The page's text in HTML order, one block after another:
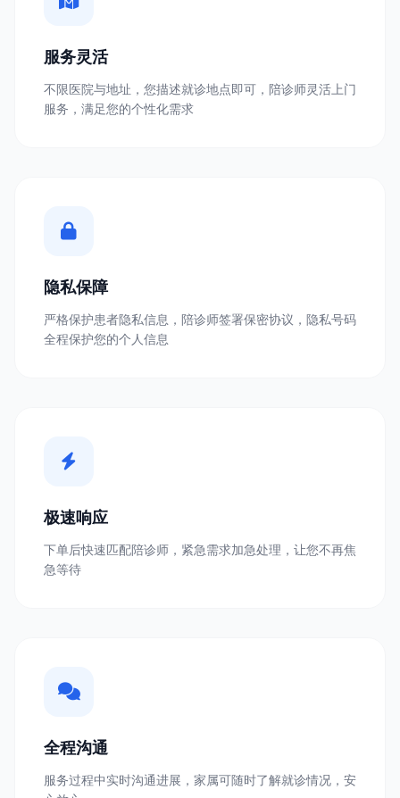
服务灵活
不限医院与地址，您描述就诊地点即可，陪诊师灵活上门
服务，满足您的个性化需求
隐私保障
严格保护患者隐私信息，陪诊师签署保密协议，隐私号码
全程保护您的个人信息
极速响应
下单后快速匹配陪诊师，紧急需求加急处理，让您不再焦
急等待
全程沟通
服务过程中实时沟通进展，家属可随时了解就诊情况，安